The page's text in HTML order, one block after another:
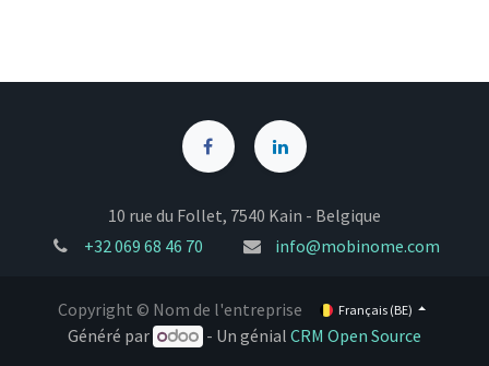
10 rue du Follet, 7540 Kain - Belgique
+32 069 68 46 70 info@mobinome.com
Copyright © Nom de l'entreprise Français (BE)
Généré par - Un génialCRM Open Source